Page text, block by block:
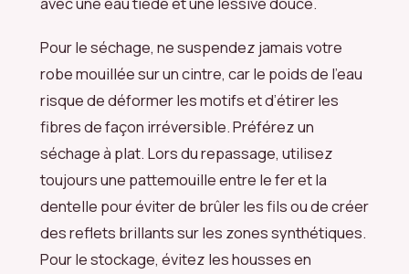
Pour le séchage, ne suspendez jamais votre
robe mouillée sur un cintre, car le poids de l’eau
risque de déformer les motifs et d’étirer les
fibres de façon irréversible. Préférez un
séchage à plat. Lors du repassage, utilisez
toujours une pattemouille entre le fer et la
dentelle pour éviter de brûler les fils ou de créer
des reflets brillants sur les zones synthétiques.
Pour le stockage, évitez les housses en